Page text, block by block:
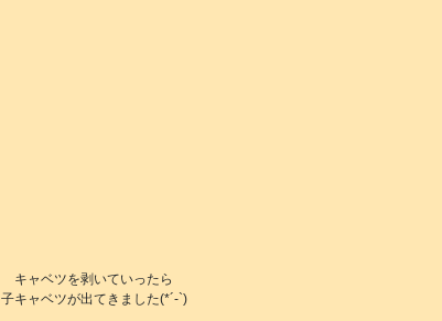
キャベツを剥いていったら
子キャベツが出てきました(*´-`)